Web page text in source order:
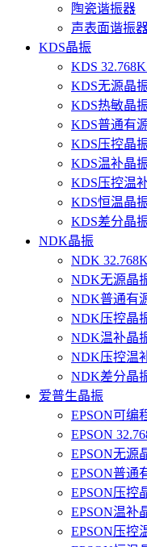
陶瓷谐振器
声表面谐振
KDS晶振
KDS
KDS无源晶
KDS热敏晶
KDS普通有
KDS压控晶
KDS温补晶
KDS压控温
KDS恒温晶
KDS差分晶
NDK晶振
NDK
NDK无源晶
NDK普通有
NDK压控晶
NDK温补晶
NDK压控温
NDK差分晶
爱普生晶振
EPSON可编
EPSON
EPSON无源
EPSON普通
EPSON压控
EPSON温补
EPSON压控